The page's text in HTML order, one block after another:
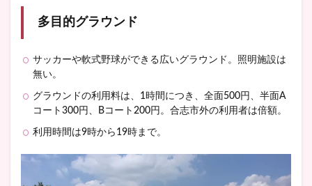
多目的グラウンド
サッカーや軟式野球ができる広いグラウンド。照明施設は
無い。
グラウンドの利用料は、1時間につき、全面500円、半面A
コート300円、Bコート200円。合志市外の利用者は倍額。
利用時間は9時から19時まで。